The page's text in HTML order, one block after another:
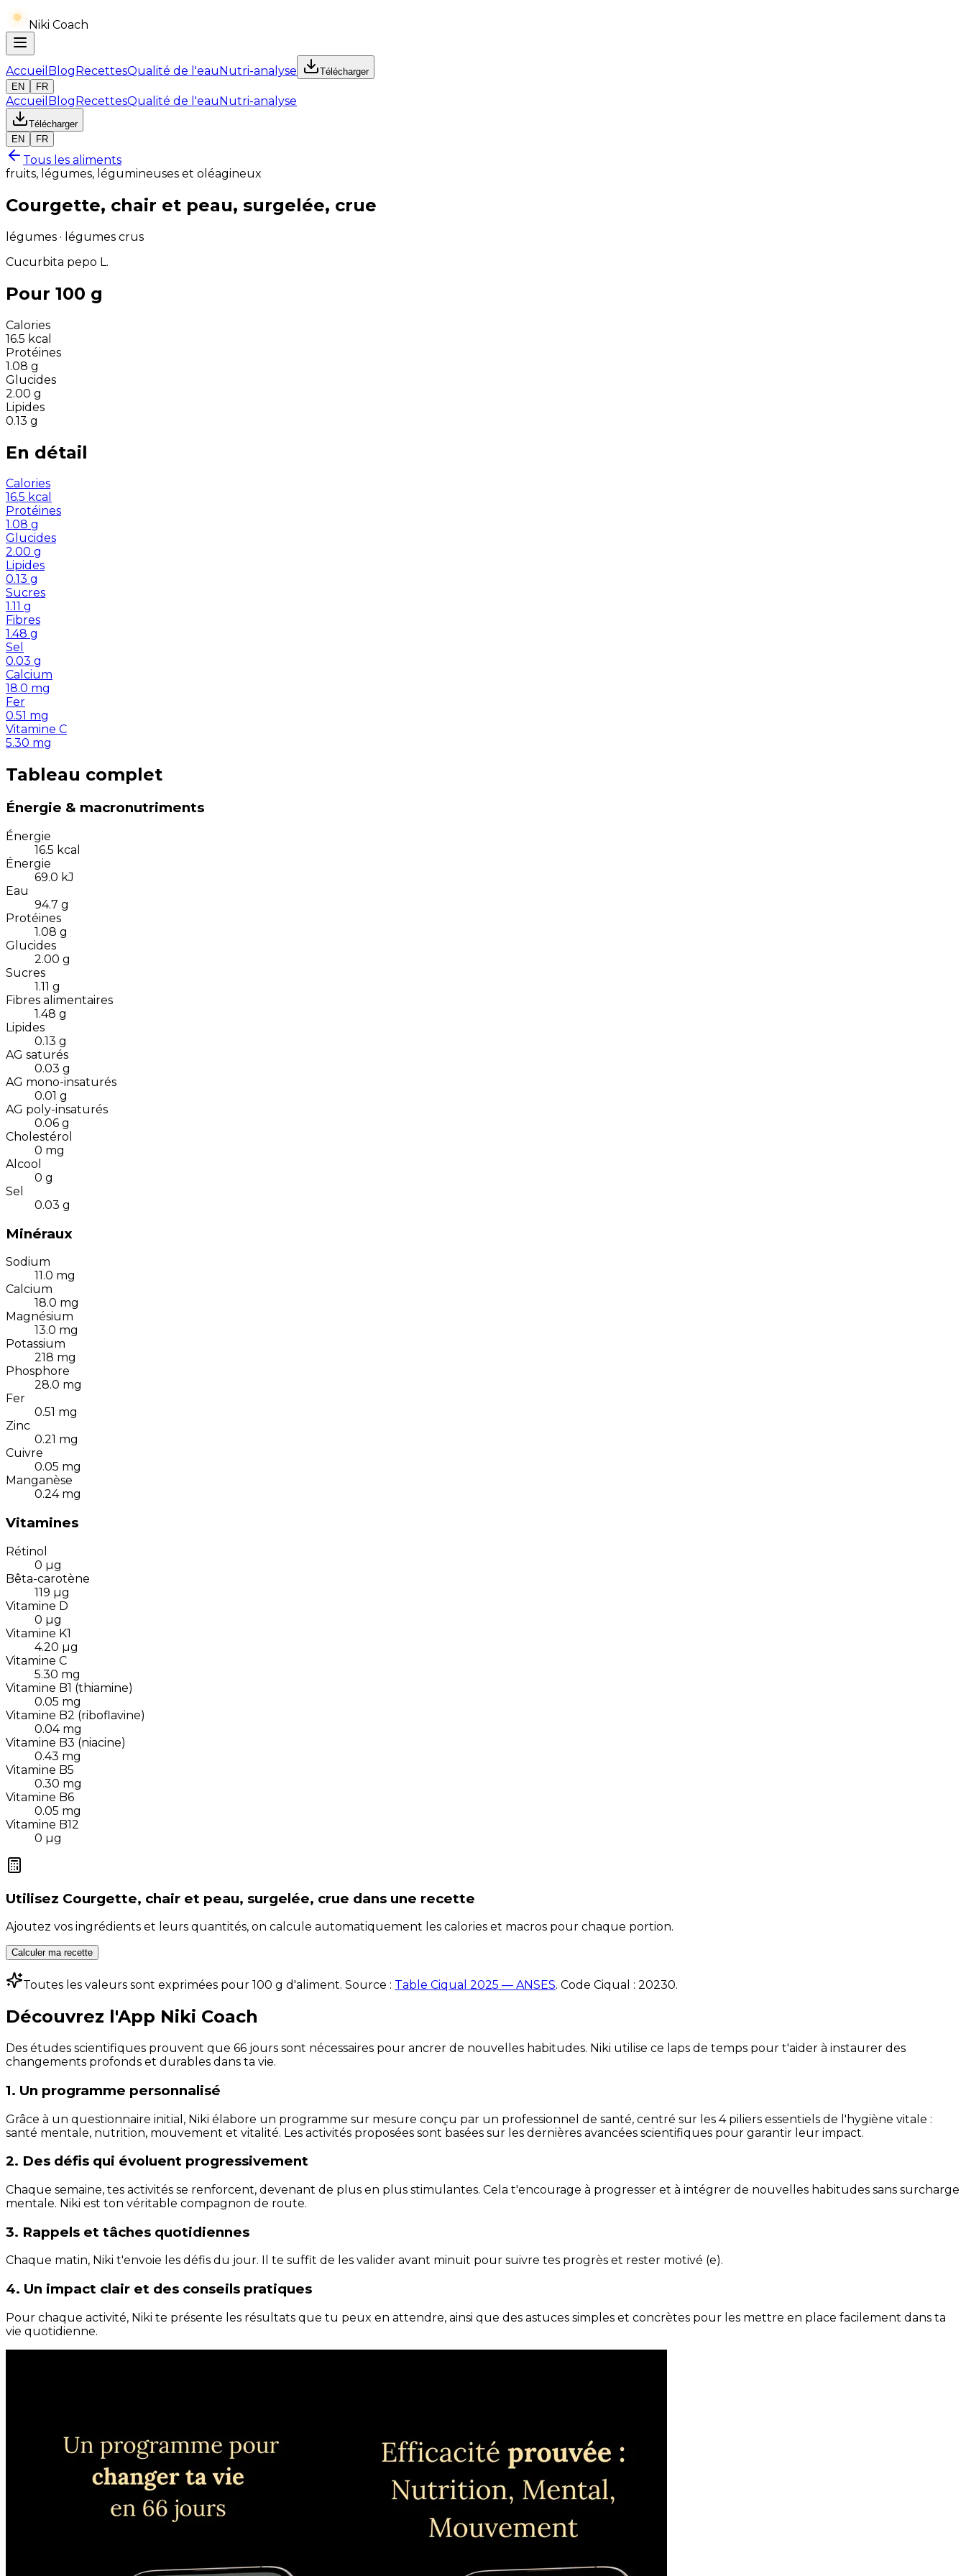
Niki Coach
Accueil BlogRecettesQualité de l'eauNutri-analyse
Télécharger
EN
FR
Accueil BlogRecettesQualité de l'eauNutri-analyse
Télécharger
EN
FR
Tous les aliments
fruits, légumes, légumineuses et oléagineux
Courgette, chair et peau, surgelée, crue
légumes · légumes crus
Cucurbita pepo L.
Pour 100 g
Calories
16.5 kcal
Protéines
1.08 g
Glucides
2.00 g
Lipides
0.13 g
En détail
Calories
16.5 kcal
Protéines
1.08 g
Glucides
2.00 g
Lipides
0.13 g
Sucres
1.11 g
Fibres
1.48 g
Sel
0.03 g
Calcium
18.0 mg
Fer
0.51 mg
Vitamine C
5.30 mg
Tableau complet
Énergie & macronutriments
Énergie
16.5 kcal
Énergie
69.0 kJ
Eau
94.7 g
Protéines
1.08 g
Glucides
2.00 g
Sucres
1.11 g
Fibres alimentaires
1.48 g
Lipides
0.13 g
AG saturés
0.03 g
AG mono-insaturés
0.01 g
AG poly-insaturés
0.06 g
Cholestérol
0 mg
Alcool
0 g
Sel
0.03 g
Minéraux
Sodium
11.0 mg
Calcium
18.0 mg
Magnésium
13.0 mg
Potassium
218 mg
Phosphore
28.0 mg
Fer
0.51 mg
Zinc
0.21 mg
Cuivre
0.05 mg
Manganèse
0.24 mg
Vitamines
Rétinol
0 µg
Bêta-carotène
119 µg
Vitamine D
0 µg
Vitamine K1
4.20 µg
Vitamine C
5.30 mg
Vitamine B1 (thiamine)
0.05 mg
Vitamine B2 (riboflavine)
0.04 mg
Vitamine B3 (niacine)
0.43 mg
Vitamine B5
0.30 mg
Vitamine B6
0.05 mg
Vitamine B12
0 µg
Utilisez Courgette, chair et peau, surgelée, crue dans une recette
Ajoutez vos ingrédients et leurs quantités, on calcule automatiquement les calories et macros pour chaque portion.
Calculer ma recette
Toutes les valeurs sont exprimées pour 100 g d'aliment. Source : Table Ciqual 2025 — ANSES. Code Ciqual : 20230.
Découvrez l'App Niki Coach
Des études scientifiques prouvent que 66 jours sont nécessaires pour ancrer de nouvelles habitudes. Niki utilise ce laps de temps pour t'aider à instaurer des
changements profonds et durables dans ta vie.
1. Un programme personnalisé
Grâce à un questionnaire initial, Niki élabore un programme sur mesure conçu par un professionnel de santé, centré sur les 4 piliers essentiels de l'hygiène vitale :
santé mentale, nutrition, mouvement et vitalité. Les activités proposées sont basées sur les dernières avancées scientifiques pour garantir leur impact.
2. Des défis qui évoluent progressivement
Chaque semaine, tes activités se renforcent, devenant de plus en plus stimulantes. Cela t'encourage à progresser et à intégrer de nouvelles habitudes sans surcharge
mentale. Niki est ton véritable compagnon de route.
3. Rappels et tâches quotidiennes
Chaque matin, Niki t'envoie les défis du jour. Il te suffit de les valider avant minuit pour suivre tes progrès et rester motivé (e).
4. Un impact clair et des conseils pratiques
Pour chaque activité, Niki te présente les résultats que tu peux en attendre, ainsi que des astuces simples et concrètes pour les mettre en place facilement dans ta
vie quotidienne.